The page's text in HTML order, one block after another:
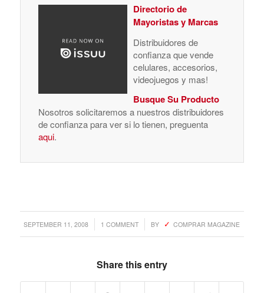
Directorio de
Mayoristas y Marcas
Distribuidores de
confianza que vende
celulares, accesorios,
videojuegos y mas!
Busque Su Producto
Nosotros solicitaremos a nuestros distribuidores
de confianza para ver si lo tienen, preguenta
aqui.
SEPTEMBER 11, 2008
/ 1 COMMENT
/ BY COMPRAR MAGAZINE
Share this entry